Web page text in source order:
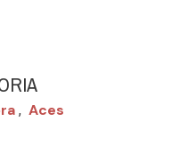
, Aces